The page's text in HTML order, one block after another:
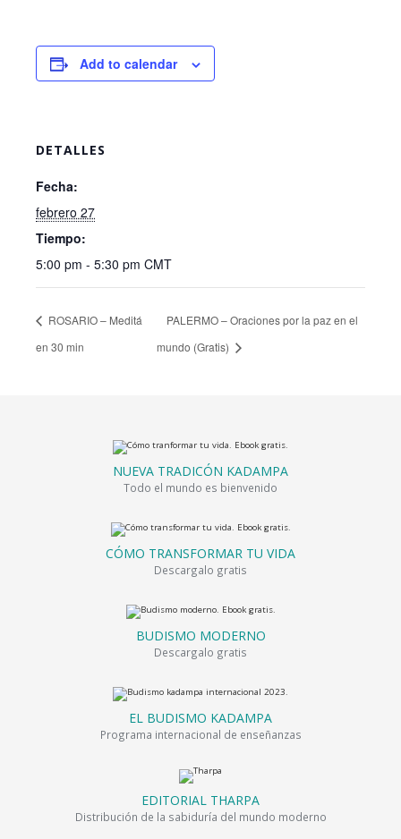
Add to calendar
DETALLES
Fecha:
febrero 27
Tiempo:
5:00 pm - 5:30 pm CMT
ROSARIO – Meditá
en 30 min
PALERMO – Oraciones por la paz en el
mundo (Gratis)
NUEVA TRADICÓN KADAMPA
Todo el mundo es bienvenido
CÓMO TRANSFORMAR TU VIDA
Descargalo gratis
BUDISMO MODERNO
Descargalo gratis
EL BUDISMO KADAMPA
Programa internacional de enseñanzas
EDITORIAL THARPA
Distribución de la sabiduría del mundo moderno